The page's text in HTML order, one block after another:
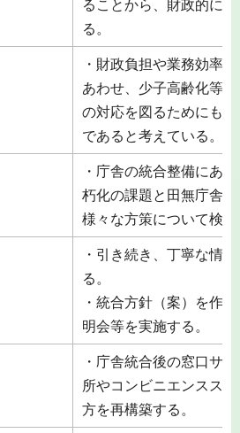
ることから、財政的に
る。
・財政負担や業務効率
あわせ、少子高齢化等
の対応を図るためにも
であると考えている。
・庁舎の統合整備にあ
朽化の課題と田無庁舎
様々な方策について検
・引き続き、丁寧な情
る。
・統合方針（案）を作
明会等を実施する。
・庁舎統合後の窓口サ
所やコンビニエンスス
方を再構築する。